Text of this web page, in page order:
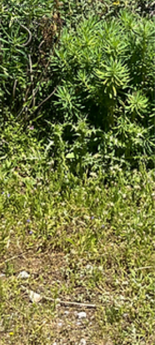
Conferencias
Inteligencia artificial